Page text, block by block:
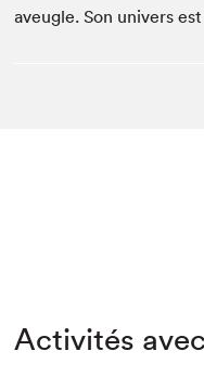
aveugle. Son univers
Activités